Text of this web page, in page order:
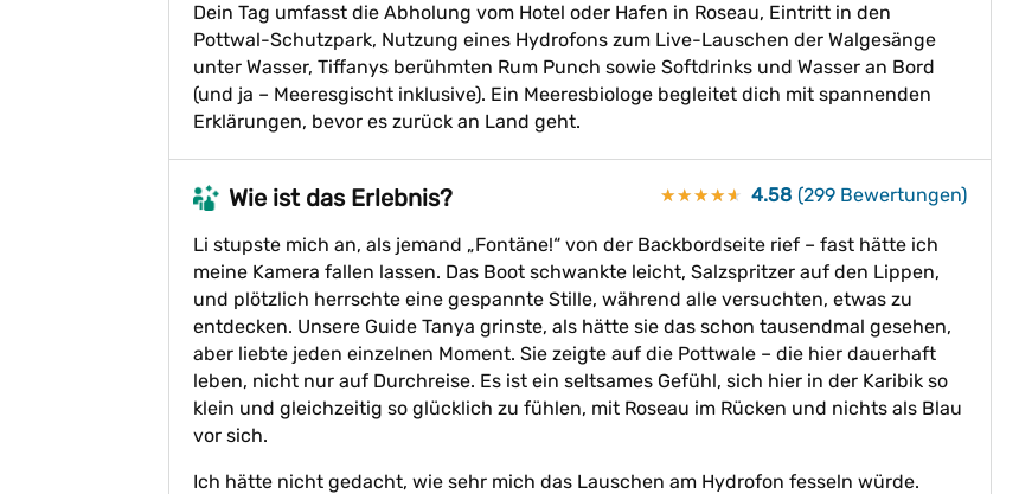
Dein Tag umfasst die Abholung vom Hotel oder Hafen in Roseau, Eintritt in den
Pottwal-Schutzpark, Nutzung eines Hydrofons zum Live-Lauschen der Walgesänge
unter Wasser, Tiffanys berühmten Rum Punch sowie Softdrinks und Wasser an Bord
(und ja – Meeresgischt inklusive). Ein Meeresbiologe begleitet dich mit spannenden
Erklärungen, bevor es zurück an Land geht.
★★★★★
★★★★★ 4.58 (299 Bewertungen)
Wie ist das Erlebnis?
Li stupste mich an, als jemand „Fontäne!“ von der Backbordseite rief – fast hätte ich
meine Kamera fallen lassen. Das Boot schwankte leicht, Salzspritzer auf den Lippen,
und plötzlich herrschte eine gespannte Stille, während alle versuchten, etwas zu
entdecken. Unsere Guide Tanya grinste, als hätte sie das schon tausendmal gesehen,
aber liebte jeden einzelnen Moment. Sie zeigte auf die Pottwale – die hier dauerhaft
leben, nicht nur auf Durchreise. Es ist ein seltsames Gefühl, sich hier in der Karibik so
klein und gleichzeitig so glücklich zu fühlen, mit Roseau im Rücken und nichts als Blau
vor sich.
Ich hätte nicht gedacht, wie sehr mich das Lauschen am Hydrofon fesseln würde.